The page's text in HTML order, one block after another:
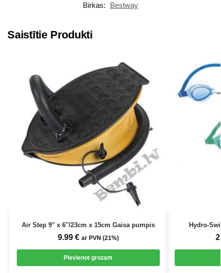
Birkas:
Bestway
Saistītie Produkti
Air Step 9″ x 6″/23cm x 15cm Gaisa pumpis
9.99 € ar PVN (21%)
Pievienot grozam
Hydro-